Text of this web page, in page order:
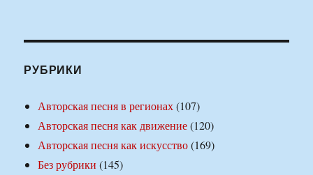
РУБРИКИ
Авторская песня в регионах(107)
Авторская песня как движение(120)
Авторская песня как искусство(169)
Без рубрики (145)